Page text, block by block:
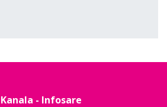
Kanala - Infosare